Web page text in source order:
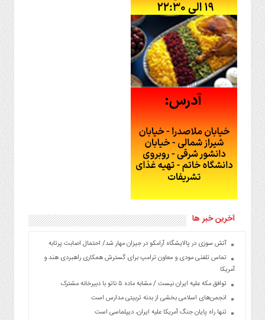
آخرین خبر ها
آتش سوزی در پالایشگاه آرامکو در جیزان مهار شد/ احتمال اصابت پرتابه
تماس تلفنی مودی و معاون ترامپ برای گسترش همکاری راهبردی هند و
آمریکا
توافق مکه علیه ایران نیست / مشابه ماده ۵ ناتو با دبیرخانه مشترک
انجمن‌های اسلامی بخشی از بدنه تربیتی مدارس است
تنها راه پایان جنگ آمریکا علیه ایران، دیپلماسی است